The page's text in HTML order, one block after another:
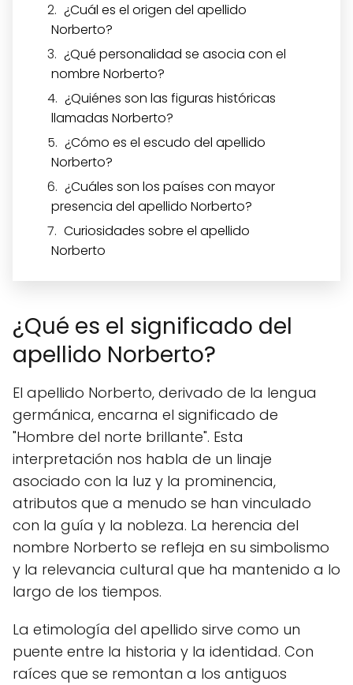
¿Cuál es el origen del apellido
Norberto?
¿Qué personalidad se asocia con el
nombre Norberto?
¿Quiénes son las figuras históricas
llamadas Norberto?
¿Cómo es el escudo del apellido
Norberto?
¿Cuáles son los países con mayor
presencia del apellido Norberto?
Curiosidades sobre el apellido
Norberto
¿Qué es el significado del
apellido Norberto?
El apellido Norberto, derivado de la lengua
germánica, encarna el significado de
"Hombre del norte brillante". Esta
interpretación nos habla de un linaje
asociado con la luz y la prominencia,
atributos que a menudo se han vinculado
con la guía y la nobleza. La herencia del
nombre Norberto se refleja en su simbolismo
y la relevancia cultural que ha mantenido a lo
largo de los tiempos.
La etimología del apellido sirve como un
puente entre la historia y la identidad. Con
raíces que se remontan a los antiguos